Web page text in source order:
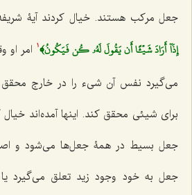
جعل مرکب هستند. خیال ‌کردند آیۀ
إِذَآ أَرَادَ شَيۡ‍ًٔا أَن يَقُولَ لَهُۥ كُن فَيَكُونُ﴾1
امر
می‌گیرد نفس آن شیء را در خارج محقق
برای شیئی محقق کند. اینها آمده‌اند خیال
جعل بسیط در همۀ جعل‌ها می‌شود و
جعل به خود وجود زید تعلق می‌گیرد